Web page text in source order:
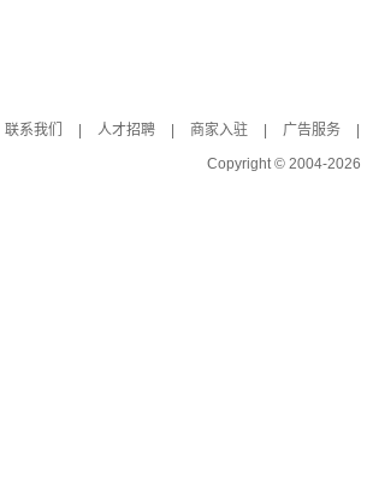
联系我们 人才招聘 商家入驻 广告服务
Copyright © 2004-2026